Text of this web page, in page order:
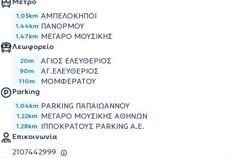
1,03km ΑΜΠΕΛΌΚΗΠΟΙ
1,44km ΠΑΝΌΡΜΟΥ
1,47km ΜΈΓΑΡΟ ΜΟΥΣΙΚΉΣ
Λεωφορείο
20m ΑΓΙΟΣ ΕΛΕΥΘΕΡΙΟΣ
90m ΑΓ.ΕΛΕΥΘΕΡΙΟΣ
110m
ΜΟΜΦΕΡΑΤΟΥ
Parking
1,04km PARKING ΠΑΠΑΙΩΆΝΝΟΥ
1,22km ΜΕΓΆΡΟ ΜΟΥΣΙΚΉΣ ΑΘΗΝΏΝ
1,28km ΙΠΠΟΚΡΆΤΟΥΣ PARKING Α.Ε.
Επικοινωνία
2107442999